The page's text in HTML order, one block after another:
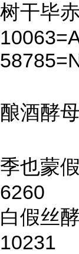
树干毕
酿酒酵
季也蒙
6260
白假丝
10231